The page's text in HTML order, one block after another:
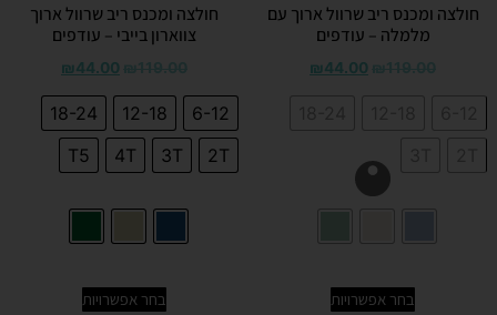
חולצה ומכנס ריב שרוול ארוך עם
מלמלה – עודפים
₪44.00
בחר אפשרויות
חולצה ומכנס ריב שרוול ארוך
צווארון בייבי – עודפים
₪44.00
6-12
12-18
18-24
2T
3T
4T
T5
בחר אפשרויות